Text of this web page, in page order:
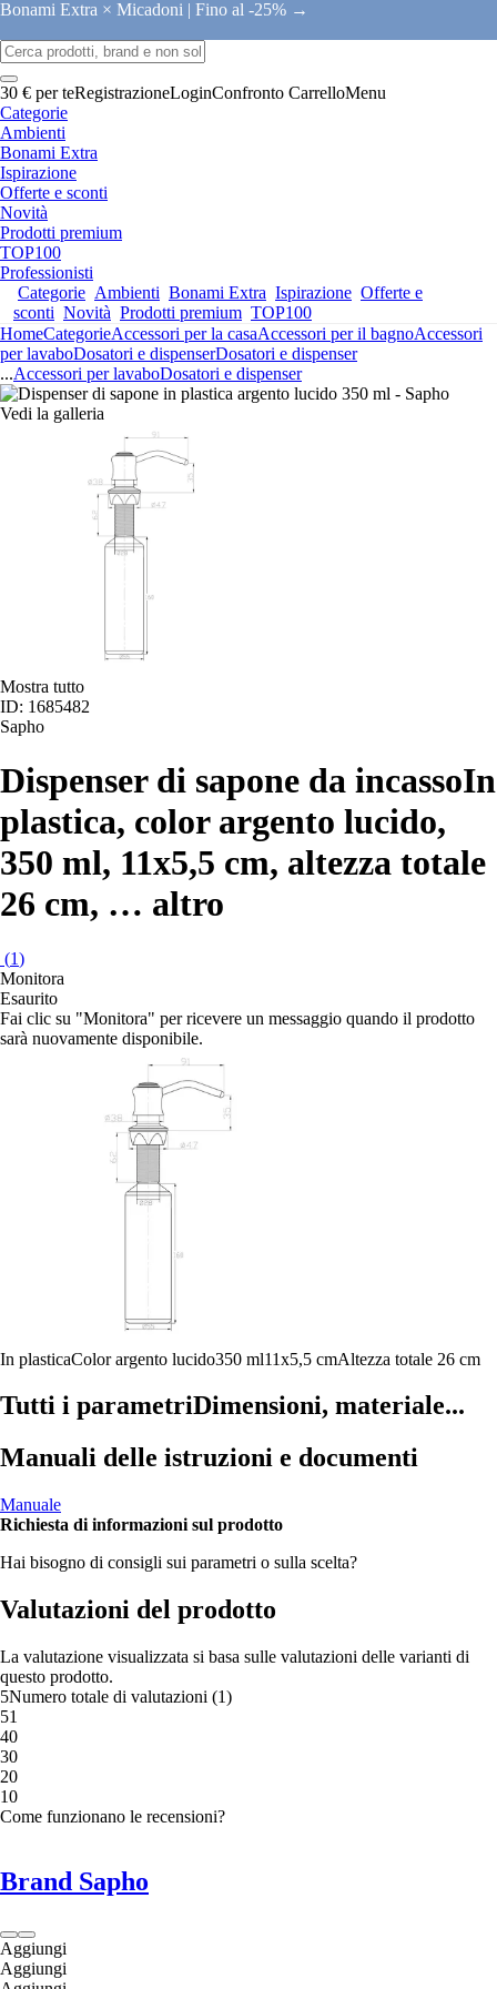
Bonami Extra × Micadoni | Fino al -25% →
30 € per teRegistrazioneLoginConfronto CarrelloMenu
Categorie
Ambienti
Bonami Extra
Ispirazione
Offerte e sconti
Novità
Prodotti premium
TOP100
Professionisti
Categorie Ambienti Bonami Extra Ispirazione Offerte e
sconti Novità Prodotti premium TOP100
HomeCategorieAccessori per la casaAccessori per il bagnoAccessori
per lavaboDosatori e dispenserDosatori e dispenser
...Accessori per lavaboDosatori e dispenser
Vedi la galleria
Mostra tutto
ID: 1685482
Sapho
Dispenser di sapone da incassoIn
plastica, color argento lucido,
350 ml, 11x5,5 cm, altezza totale
26 cm, … altro
(1)
Monitora
Esaurito
Fai clic su "Monitora" per ricevere un messaggio quando il prodotto
sarà nuovamente disponibile.
In plasticaColor argento lucido350 ml11x5,5 cmAltezza totale 26 cm
Tutti i parametriDimensioni, materiale...
Manuali delle istruzioni e documenti
Manuale
Richiesta di informazioni sul prodotto
Hai bisogno di consigli sui parametri o sulla scelta?
Valutazioni del prodotto
La valutazione visualizzata si basa sulle valutazioni delle varianti di
questo prodotto.
5Numero totale di valutazioni (1)
51
40
30
20
10
Come funzionano le recensioni?
Brand Sapho
Aggiungi
Aggiungi